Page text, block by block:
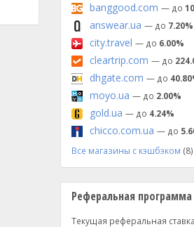
banggood.com — до
answear.ua — до 7.20%
city.travel — до 6.00%
cleartrip.com — до
dhgate.com — до
moyo.ua — до 2.00%
gold.ua — до 4.24%
chicco.com.ua — до
Все магазины с кэшбэком (8)
Реферальная программа
Текущая реферальная ставка